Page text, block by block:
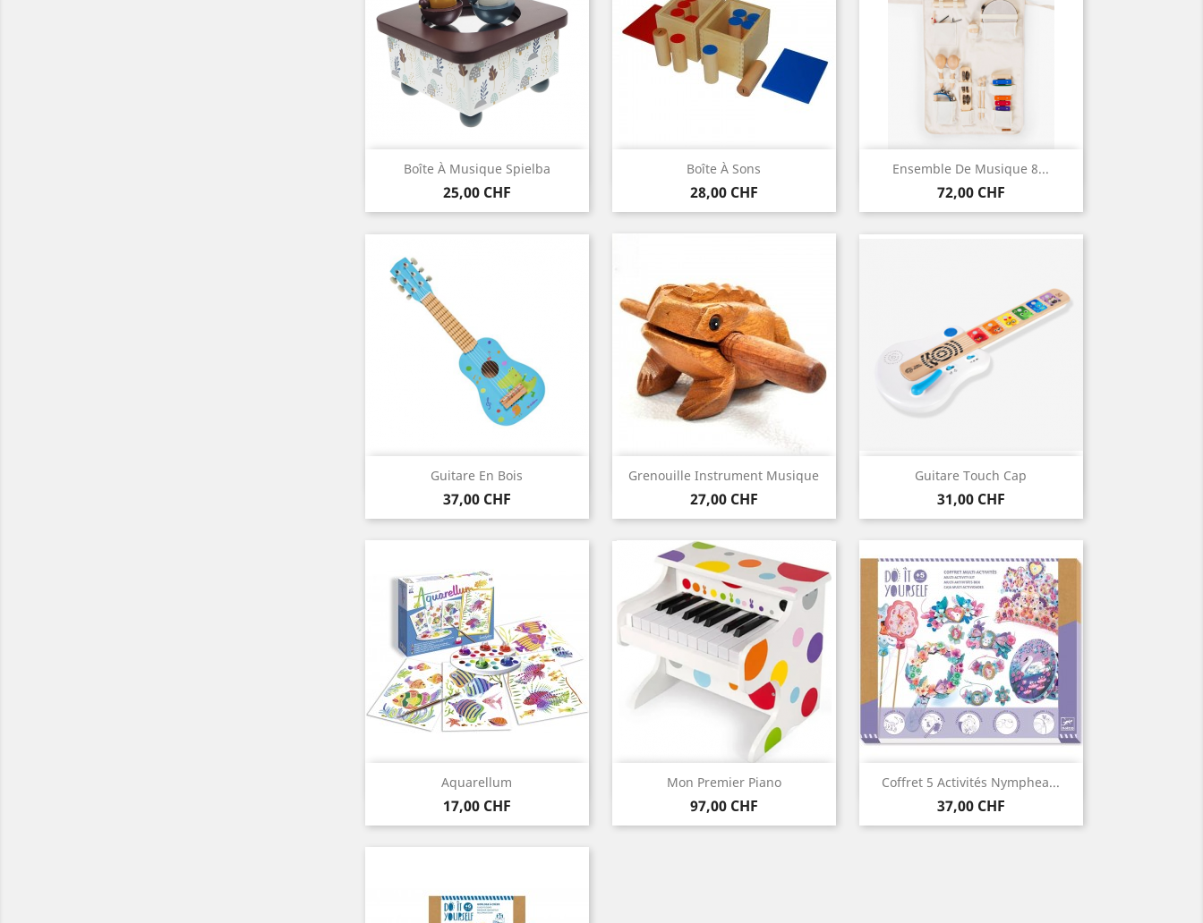
Boîte À Musique Spielba
Prix
25,00 CHF
Aperçu rapide Boîte À Sons
Prix
28,00 CHF
Aperçu rapide Ensemble De Musique 8...
Prix
72,00 CHF
Aperçu rapide
Guitare En Bois
Prix
37,00 CHF
Aperçu rapide Grenouille Instrument Musique
Prix
27,00 CHF
Aperçu rapide Guitare Touch Cap
Prix
31,00 CHF
Aperçu rapide
Aquarellum
Prix
17,00 CHF
Aperçu rapide Mon Premier Piano
Prix
97,00 CHF
Aperçu rapide Coffret 5 Activités Nymphea...
Prix
37,00 CHF
Aperçu rapide